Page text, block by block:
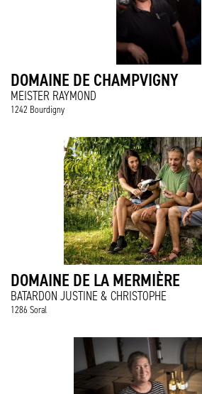
DOMAINE DE CHAMPVIGNY
MEISTER RAYMOND
1242 Bourdigny
DOMAINE DE LA MERMIÈRE
BATARDON JUSTINE & CHRISTOPHE
1286 Soral